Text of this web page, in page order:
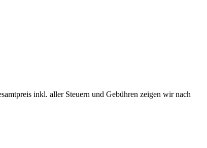
inkl. aller Steuern und Gebühren zeigen wir nach